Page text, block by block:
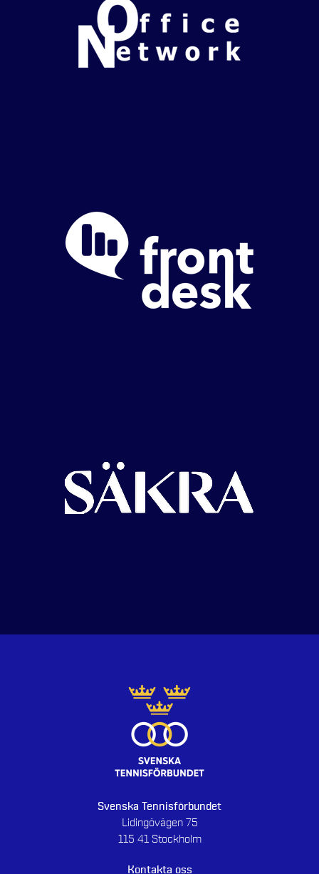
Svenska Tennisförbundet
Lidingövägen 75
115 41 Stockholm
Kontakta oss